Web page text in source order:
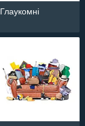
Глаукомні